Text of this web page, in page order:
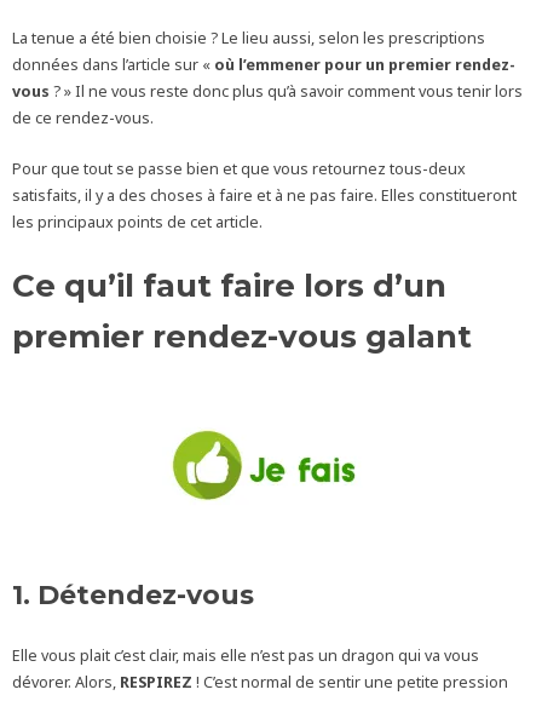
La tenue a été bien choisie ? Le lieu aussi, selon les prescriptions
données dans l’article sur « où l’emmener pour un premier rendez-
vous ? » Il ne vous reste donc plus qu’à savoir comment vous tenir lors
de ce rendez-vous.
Pour que tout se passe bien et que vous retournez tous-deux
satisfaits, il y a des choses à faire et à ne pas faire. Elles constitueront
les principaux points de cet article.
Ce qu’il faut faire lors d’un
premier rendez-vous galant
1. Détendez-vous
Elle vous plait c’est clair, mais elle n’est pas un dragon qui va vous
dévorer. Alors, RESPIREZ ! C’est normal de sentir une petite pression